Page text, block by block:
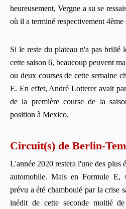
heureusement, Vergne a su se
où il a terminé respectivement 4ème
Si le reste du plateau n'a pas brillé
cette saison 6, beaucoup peuvent
ou deux courses de cette semaine
E. En effet, André Lotterer avait
de la première course de la
position à Mexico.
Circuit(s) de Berlin-
L'année 2020 restera l'une des plus
automobile. Mais en Formule E,
prévu a été chamboulé par la crise
inédit de cette seconde moitié